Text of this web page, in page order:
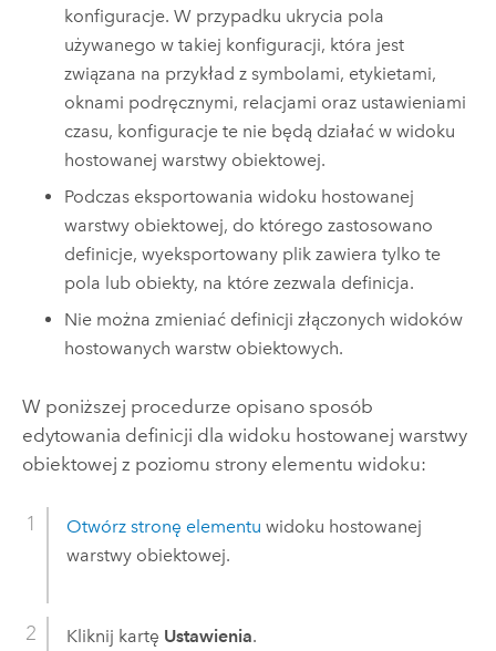
konfiguracje. W przypadku ukrycia pola
używanego w takiej konfiguracji, która jest
związana na przykład z symbolami, etykietami,
oknami podręcznymi, relacjami oraz ustawieniami
czasu, konfiguracje te nie będą działać w widoku
hostowanej warstwy obiektowej.
Podczas eksportowania widoku hostowanej
warstwy obiektowej, do którego zastosowano
definicje, wyeksportowany plik zawiera tylko te
pola lub obiekty, na które zezwala definicja.
Nie można zmieniać definicji złączonych widoków
hostowanych warstw obiektowych.
W poniższej procedurze opisano sposób
edytowania definicji dla widoku hostowanej warstwy
obiektowej z poziomu strony elementu widoku:
Otwórz stronę elementu widoku hostowanej
warstwy obiektowej.
Kliknij kartę Ustawienia.